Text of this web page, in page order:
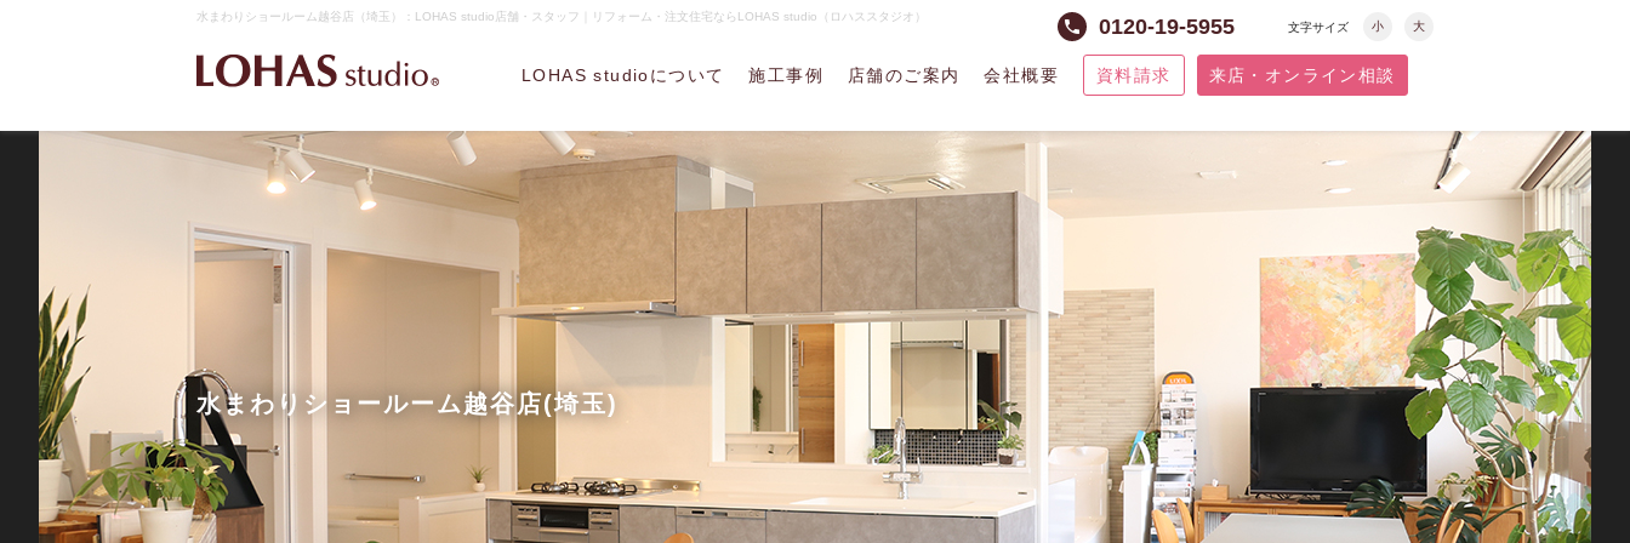
水まわりショールーム越谷店（埼玉）：LOHAS studio店舗・スタッフ｜リフォーム・注文住宅ならLOHAS studio（ロハススタジオ）
phone 0120-19-5955 文字サイズ 小 大
LOHAS studioについて 施工事例 店舗のご案内 会社概要 資料請求 来店・オンライン相談
水まわりショールーム越谷店(埼玉)